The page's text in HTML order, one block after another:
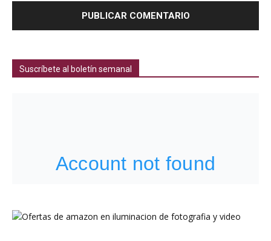
Suscríbete al boletín semanal